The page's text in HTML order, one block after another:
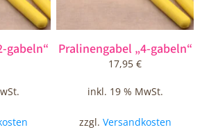
gabeln“ Pralinengabel „4-gabeln“
17,95€
inkl. 19 % MwSt.
zzgl. Versandkosten